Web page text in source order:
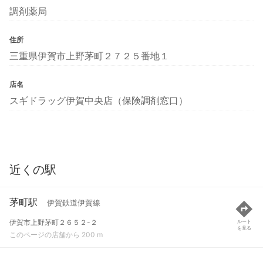
調剤薬局
住所
三重県伊賀市上野茅町２７２５番地１
店名
スギドラッグ伊賀中央店（保険調剤窓口）
近くの駅
茅町駅 伊賀鉄道伊賀線
伊賀市上野茅町２６５２-２
このページの店舗から 200 m
ルート
を見る